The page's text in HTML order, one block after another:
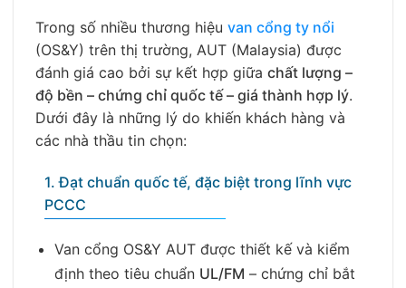
Trong số nhiều thương hiệu van cổng ty nổi
(OS&Y) trên thị trường, AUT (Malaysia) được
đánh giá cao bởi sự kết hợp giữa chất lượng –
độ bền – chứng chỉ quốc tế – giá thành hợp lý.
Dưới đây là những lý do khiến khách hàng và
các nhà thầu tin chọn:
1. Đạt chuẩn quốc tế, đặc biệt trong lĩnh vực
PCCC
Van cổng OS&Y AUT được thiết kế và kiểm
định theo tiêu chuẩn UL/FM – chứng chỉ bắt